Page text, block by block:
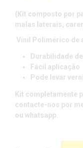
(Kit composto por
malas laterais,
Vinil Polimérico de
Durabilidade
Fácil aplicação
Pode levar
Kit completamente
contacte-nos por
ou whatsapp.